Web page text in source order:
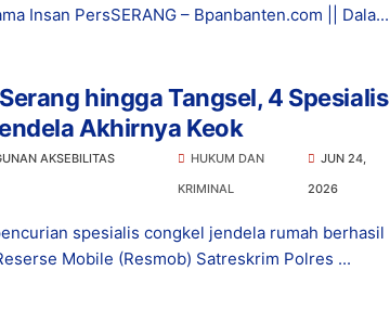
Insan PersSERANG – Bpanbanten.com || Dala...
hingga Tangsel, 4 Spesialis
Akhirnya Keok
AKSEBILITAS
HUKUM DAN
KRIMINAL
JUN 24,
2026
spesialis congkel jendela rumah berhasil
Mobile (Resmob) Satreskrim Polres ...